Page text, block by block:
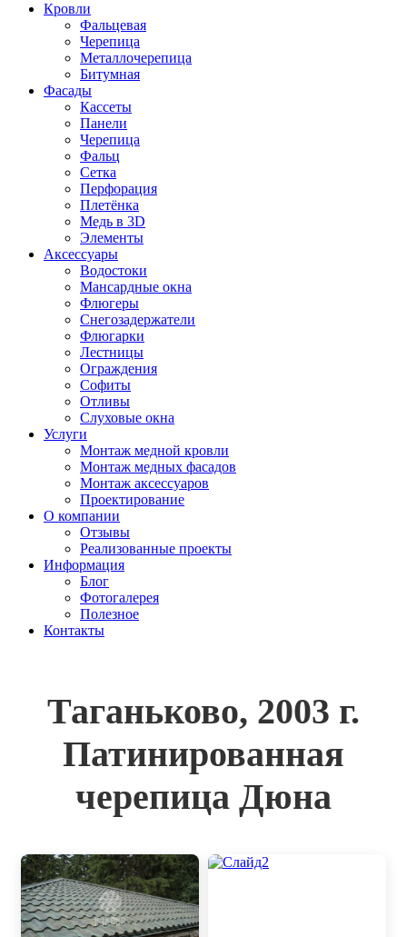
Кровли
Фальцевая
Черепица
Металлочерепица
Битумная
Фасады
Кассеты
Панели
Черепица
Фальц
Сетка
Перфорация
Плетёнка
Медь в 3D
Элементы
Аксессуары
Водостоки
Мансардные окна
Флюгеры
Снегозадержатели
Флюгарки
Лестницы
Ограждения
Софиты
Отливы
Слуховые окна
Услуги
Монтаж медной кровли
Монтаж медных фасадов
Монтаж аксессуаров
Проектирование
О компании
Отзывы
Реализованные проекты
Информация
Блог
Фотогалерея
Полезное
Контакты
Таганьково, 2003 г.
Патинированная
черепица Дюна